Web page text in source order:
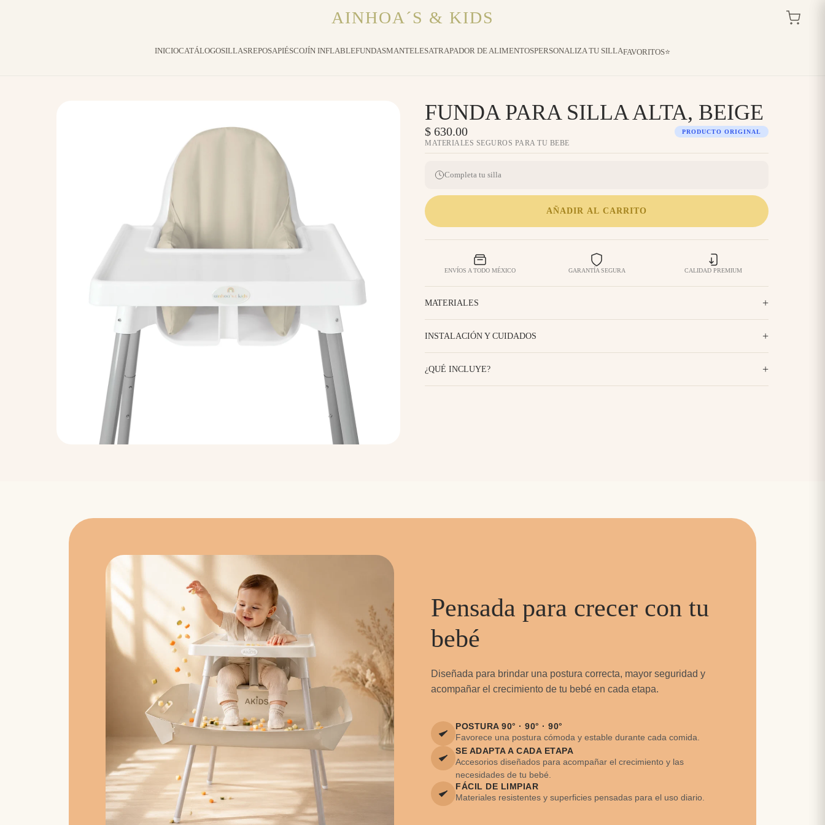
AINHOA´S & KIDS
INICIOCATÁLOGOSILLASREPOSAPIÉSCOJÍN INFLABLEFUNDASMANTELESATRAPADOR DE ALIMENTOSPERSONALIZA TU SILLAFAVORITOS⭐️
FUNDA PARA SILLA ALTA, BEIGE
$ 630.00 PRODUCTO ORIGINAL
MATERIALES SEGUROS PARA TU BEBE
Completa tu silla
AÑADIR AL CARRITO
ENVÍOS A TODO MÉXICO GARANTÍA SEGURA CALIDAD PREMIUM
MATERIALES
INSTALACIÓN Y CUIDADOS
¿QUÉ INCLUYE?
Pensada para crecer con tu
bebé
Diseñada para brindar una postura correcta, mayor seguridad y
acompañar el crecimiento de tu bebé en cada etapa.
POSTURA 90° · 90° · 90°
Favorece una postura cómoda y estable durante cada comida.
SE ADAPTA A CADA ETAPA
Accesorios diseñados para acompañar el crecimiento y las
necesidades de tu bebé.
FÁCIL DE LIMPIAR
Materiales resistentes y superficies pensadas para el uso diario.